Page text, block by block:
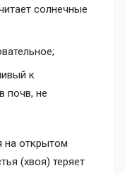
солнечные
к
почв, не
на открытом
(хвоя) теряет